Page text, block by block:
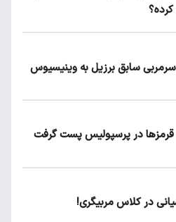
سابق برزیل به وینیسیوس
در پرسپولیس پست گرفت
در کلاس مربیگری!